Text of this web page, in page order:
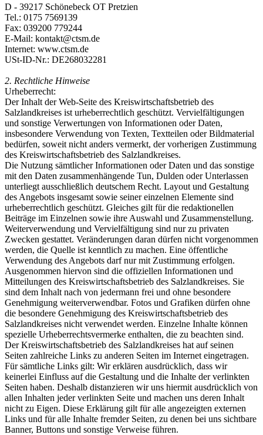
D - 39217 Schönebeck OT Pretzien
Tel.: 0175 7569139
Fax: 039200 779244
E-Mail: kontakt@ctsm.de
Internet: www.ctsm.de
USt-ID-Nr.: DE268032281
2. Rechtliche Hinweise
Urheberrecht:
Der Inhalt der Web-Seite des Kreiswirtschaftsbetrieb des
Salzlandkreises ist urheberrechtlich geschützt. Vervielfältigungen
und sonstige Verwertungen von Informationen oder Daten,
insbesondere Verwendung von Texten, Textteilen oder Bildmaterial
bedürfen, soweit nicht anders vermerkt, der vorherigen Zustimmung
des Kreiswirtschaftsbetrieb des Salzlandkreises.
Die Nutzung sämtlicher Informationen oder Daten und das sonstige
mit den Daten zusammenhängende Tun, Dulden oder Unterlassen
unterliegt ausschließlich deutschem Recht. Layout und Gestaltung
des Angebots insgesamt sowie seiner einzelnen Elemente sind
urheberrechtlich geschützt. Gleiches gilt für die redaktionellen
Beiträge im Einzelnen sowie ihre Auswahl und Zusammenstellung.
Weiterverwendung und Vervielfältigung sind nur zu privaten
Zwecken gestattet. Veränderungen daran dürfen nicht vorgenommen
werden, die Quelle ist kenntlich zu machen. Eine öffentliche
Verwendung des Angebots darf nur mit Zustimmung erfolgen.
Ausgenommen hiervon sind die offiziellen Informationen und
Mitteilungen des Kreiswirtschaftsbetrieb des Salzlandkreises. Sie
sind dem Inhalt nach von jedermann frei und ohne besondere
Genehmigung weiterverwendbar. Fotos und Grafiken dürfen ohne
die besondere Genehmigung des Kreiswirtschaftsbetrieb des
Salzlandkreises nicht verwendet werden. Einzelne Inhalte können
spezielle Urheberrechtsvermerke enthalten, die zu beachten sind.
Der Kreiswirtschaftsbetrieb des Salzlandkreises hat auf seinen
Seiten zahlreiche Links zu anderen Seiten im Internet eingetragen.
Für sämtliche Links gilt: Wir erklären ausdrücklich, dass wir
keinerlei Einfluss auf die Gestaltung und die Inhalte der verlinkten
Seiten haben. Deshalb distanzieren wir uns hiermit ausdrücklich von
allen Inhalten jeder verlinkten Seite und machen uns deren Inhalt
nicht zu Eigen. Diese Erklärung gilt für alle angezeigten externen
Links und für alle Inhalte fremder Seiten, zu denen bei uns sichtbare
Banner, Buttons und sonstige Verweise führen.